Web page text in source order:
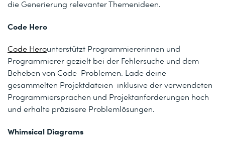
die Generierung relevanter Themenideen.
Code Hero
Code Herounterstützt Programmiererinnen und
Programmierer gezielt bei der Fehlersuche und dem
Beheben von Code-Problemen. Lade deine
gesammelten Projektdateien inklusive der verwendeten
Programmiersprachen und Projektanforderungen hoch
und erhalte präzisere Problemlösungen.
Whimsical Diagrams